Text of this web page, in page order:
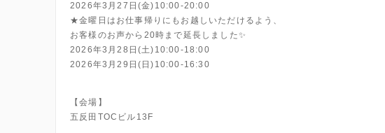
2026年3月27日(金)10:00-20:00
★金曜日はお仕事帰りにもお越しいただけるよう、
お客様のお声から20時まで延長しました✨
2026年3月28日(土)10:00-18:00
2026年3月29日(日)10:00-16:30
【会場】
五反田TOCビル13F